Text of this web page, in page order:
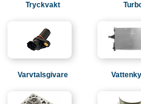
Tryckvakt
Varvtalsgivare